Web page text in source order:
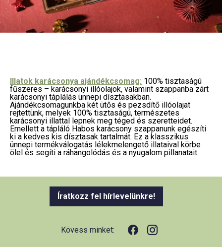
Illatok karácsonya ajándékcsomag: 100% tisztaságú
fűszeres – karácsonyi illóolajok, valamint szappanba zárt
karácsonyi táplálás ünnepi dísztasakban.
Ajándékcsomagunkba két ütős és pezsdítő illóolajat
rejtettünk, melyek 100% tisztaságú, természetes
karácsonyi illattal lepnek meg téged és szeretteidet.
Emellett a tápláló Habos karácsony szappanunk egészíti
ki a kedves kis dísztasak tartalmát. Ez a klasszikus
ünnepi termékválogatás lélekmelengető illataival körbe
ölel és segíti a ráhangolódás és a nyugalom pillanatait.
Íratkozz fel hírlevelünkre!
Kövess minket: